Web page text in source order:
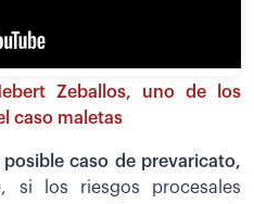
Zeballos, uno de los
caso maletas
caso de prevaricato,
si los riesgos procesales